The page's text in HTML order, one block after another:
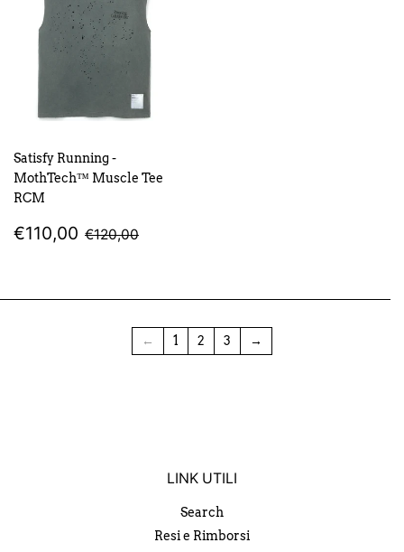
Satisfy Running -
MothTech™ Muscle Tee
RCM
PREZZO
SCONTATO
€110,00 €110,00
PREZZO DI LISTINO
€120,00
← 1 2 3 →
LINK UTILI
Search
Resi e Rimborsi